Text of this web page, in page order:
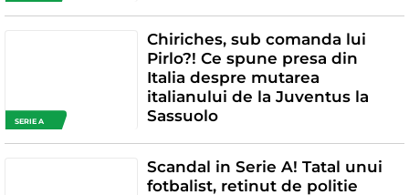
SERIE A
Chiriches, sub comanda lui
Pirlo?! Ce spune presa din
Italia despre mutarea
italianului de la Juventus la
Sassuolo
Scandal in Serie A! Tatal unui
fotbalist, retinut de politie